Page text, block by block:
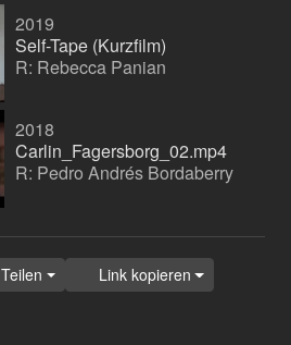
2019
Self-Tape (Kurzfilm)
R: Rebecca Panian
2018
Carlin_Fagersborg_02.mp4
R: Pedro Andrés Bordaberry
Teilen Link kopieren